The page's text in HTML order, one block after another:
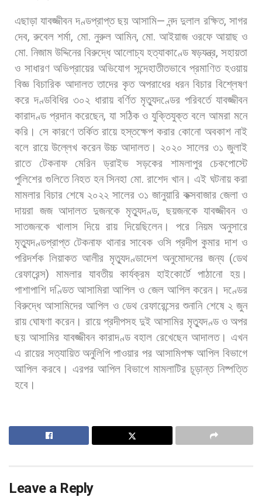
এছাড়া যাবজ্জীবন দণ্ডপ্রাপ্ত ছয় আসামি—নন্দ দুলাল রক্ষিত, সাগর
দেব,রুবেল শর্মা, মো. নুরুল আমিন,মো.আইয়াজ ওরফে আয়াছ ও
মো. নিজাম উদ্দিনের বিরুদ্ধে আলোচ্য হত্যাকাণ্ডে ষড়যন্ত্র, সহায়তা
ও সাধারণ অভিপ্রায়ের অভিযোগ সন্দেহাতীতভাবে প্রমাণিত হওয়ায়
বিজ্ঞ বিচারিক আদালত তাদের কৃত অপরাধের ধরন বিচার বিশ্লেষণ
করে দণ্ডবিধির ৩০২ ধারায় বর্ণিত মৃত্যুদণ্ডের পরিবর্তে যাবজ্জীবন
কারাদণ্ড প্রদান করেছেন, যা সঠিক ও যুক্তিযুক্ত বলে আমরা মনে
করি। সে কারণে তর্কিত রায়ে হস্তক্ষেপ করার কোনো অবকাশ নাই
বলে রায়ে উল্লেখ করেন উচ্চ আদালত। ২০২০ সালের ৩১ জুলাই
রাতে
টেকনাফ মেরিন ড্রাইভ সড়কের শামলাপুর
চেকপোস্টে
পুলিশের গুলিতে নিহত হন সিনহা মো. রাশেদ খান। এই ঘটনায় করা
মামলার বিচার শেষে ২০২২ সালের ৩১ জানুয়ারি কক্সবাজার জেলা ও
দায়রা জজ আদালত দুজনকে মৃত্যুদণ্ড, ছয়জনকে যাবজ্জীবন ও
সাতজনকে খালাস দিয়ে রায় দিয়েছিলেন। পরে নিয়ম অনুসারে
মৃত্যুদণ্ডপ্রাপ্ত টেকনাফ থানার সাবেক ওসি প্রদীপ কুমার দাশ ও
পরিদর্শক লিয়াকত আলীর মৃত্যুদণ্ডাদেশ অনুমোদনের জন্য(ডেথ
রেফারেন্স) মামলার যাবতীয় কার্যক্রম হাইকোর্টে পাঠানো হয়।
পাশাপাশি দণ্ডিত আসামিরা আপিল ও জেল আপিল করেন। দণ্ডের
বিরুদ্ধে আসামিদের আপিল ও ডেথ রেফারেন্সের শুনানি শেষে ২ জুন
রায় ঘোষণা করেন। রায়ে প্রদীপসহ দুই আসামির মৃত্যুদণ্ড ও অপর
ছয় আসামির যাবজ্জীবন কারাদণ্ড বহাল রেখেছেন আদালত। এখন
এ রায়ের সত্যায়িত অনুলিপি পাওয়ার পর আসামিপক্ষ আপিল বিভাগে
আপিল করবে। এরপর আপিল বিভাগে মামলাটির চূড়ান্ত নিষ্পত্তি
হবে।
Leave a Reply